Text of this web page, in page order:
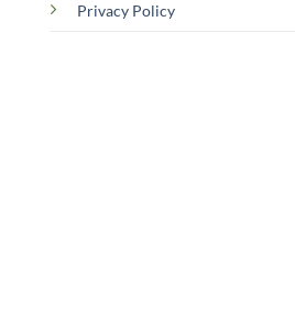
Privacy Policy